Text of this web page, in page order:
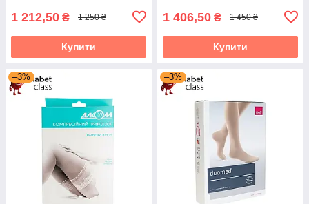
1 212,50 ₴ 1 250 ₴
Купити
1 406,50 ₴ 1 450 ₴
Купити
–3% –3%